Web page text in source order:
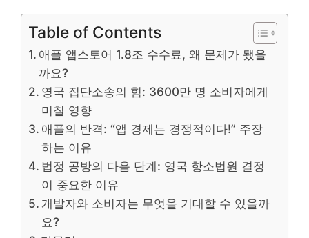
Table of Contents
애플 앱스토어 1.8조 수수료, 왜 문제가 됐을
까요?
영국 집단소송의 힘: 3600만 명 소비자에게
미칠 영향
애플의 반격: “앱 경제는 경쟁적이다!” 주장
하는 이유
법정 공방의 다음 단계: 영국 항소법원 결정
이 중요한 이유
개발자와 소비자는 무엇을 기대할 수 있을까
요?